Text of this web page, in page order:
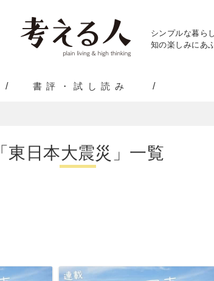
シンプルな暮ら
知の楽しみにあ
書評・試し読み
「東日本大震災」一覧